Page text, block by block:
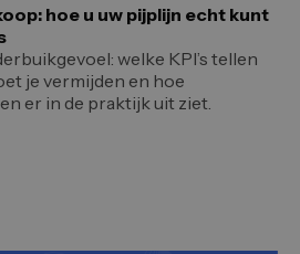
hoe u uw pijplijn echt kunt
welke KPI’s tellen
je vermijden en hoe
er in de praktijk uit ziet.